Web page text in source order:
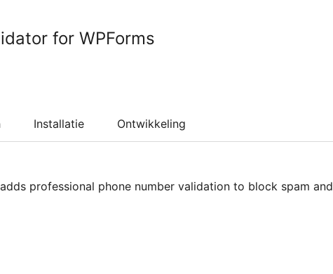
for WPForms
Installatie Ontwikkeling
professional phone number validation to block spam and